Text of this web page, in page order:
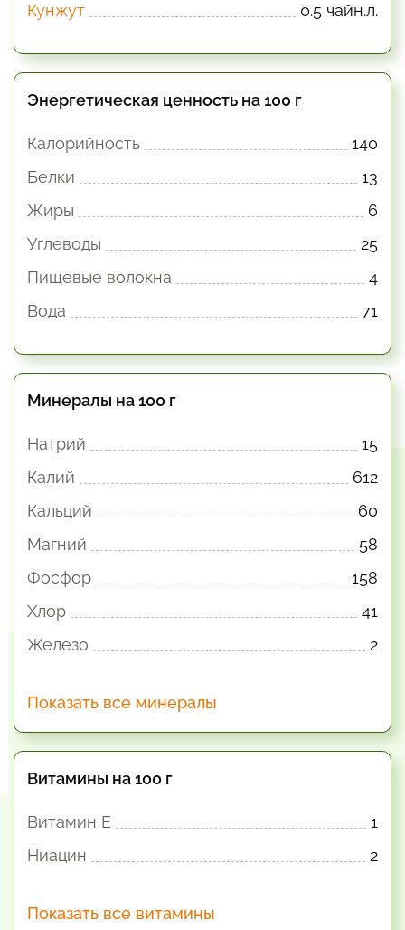
Кунжут
0.5 чайн.л.
Энергетическая ценность на 100 г
Калорийность
140
Белки
13
Жиры
6
Углеводы
25
Пищевые волокна
4
Вода
71
Минералы на 100 г
Натрий
15
Калий
612
Кальций
60
Магний
58
Фосфор
158
Хлор
41
Железо
2
Показать все минералы
Витамины на 100 г
Витамин E
1
Ниацин
2
Показать все витамины